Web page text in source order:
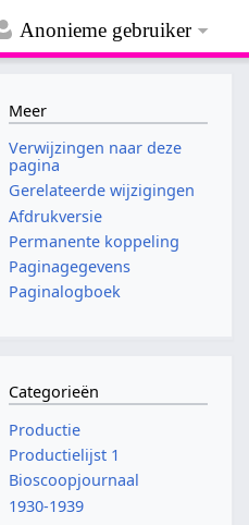
Anonieme gebruiker
Meer
Verwijzingen naar deze
pagina
Gerelateerde wijzigingen
Afdrukversie
Permanente koppeling
Paginagegevens
Paginalogboek
Categorieën
Productie
Productielijst 1
Bioscoopjournaal
1930-1939